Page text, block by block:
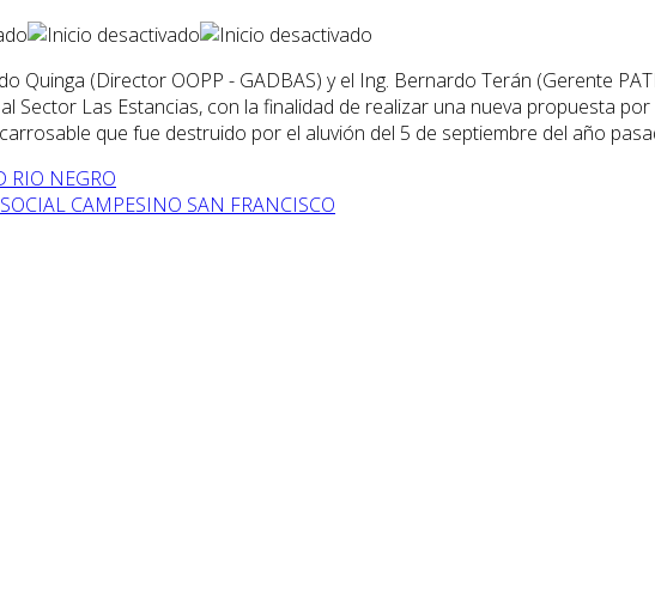
Quinga (Director OOPP - GADBAS) y el Ing. Bernardo Terán (Gerente
Sector Las Estancias, con la finalidad de realizar una nueva propuesta
que fue destruido por el aluvión del 5 de septiembre del año
RIO NEGRO
CAMPESINO SAN FRANCISCO